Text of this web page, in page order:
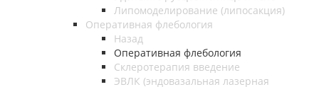
Липомоделирование (липосакция)
Оперативная флебология
Назад
Оперативная флебология
Склеротерапия введение
ЭВЛК (эндовазальная лазерная